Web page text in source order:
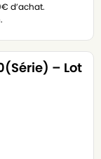
d’achat.
– Lot